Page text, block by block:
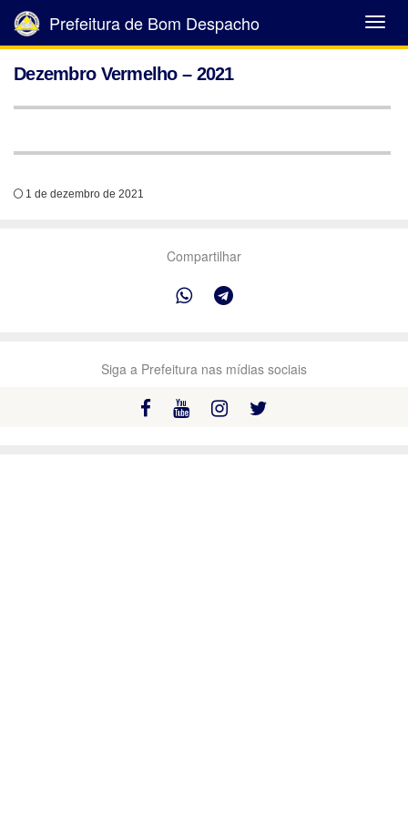
Abrir
Menu
Prefeitura de Bom Despacho
Dezembro Vermelho – 2021
1 de dezembro de 2021
Compartilhar
Siga a Prefeitura nas mídias sociais